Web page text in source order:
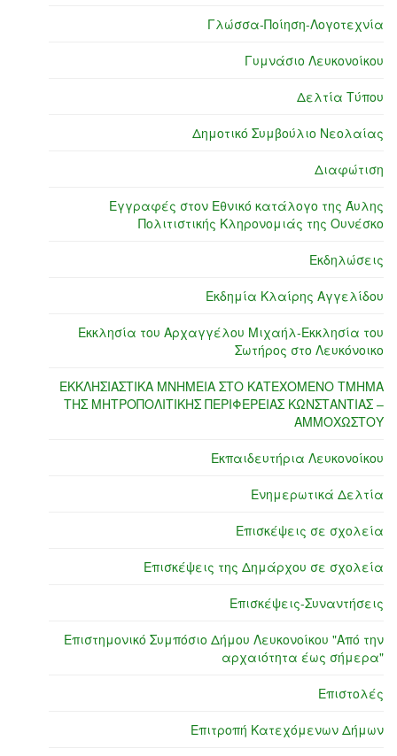
Γλώσσα-Ποίηση-Λογοτεχνία
Γυμνάσιο Λευκονοίκου
Δελτία Τύπου
Δημοτικό Συμβούλιο Νεολαίας
Διαφώτιση
Εγγραφές στον Εθνικό κατάλογο της Άυλης
Πολιτιστικής Κληρονομιάς της Ουνέσκο
Εκδηλώσεις
Εκδημία Κλαίρης Αγγελίδου
Εκκλησία του Αρχαγγέλου Μιχαήλ-Εκκλησία του
Σωτήρος στο Λευκόνοικο
ΕΚΚΛΗΣΙΑΣΤΙΚΑ ΜΝΗΜΕΙΑ ΣΤΟ ΚΑΤΕΧΟΜΕΝΟ ΤΜΗΜΑ
ΤΗΣ ΜΗΤΡΟΠΟΛΙΤΙΚΗΣ ΠΕΡΙΦΕΡΕΙΑΣ ΚΩΝΣΤΑΝΤΙΑΣ –
ΑΜΜΟΧΩΣΤΟΥ
Εκπαιδευτήρια Λευκονοίκου
Ενημερωτικά Δελτία
Επισκέψεις σε σχολεία
Επισκέψεις της Δημάρχου σε σχολεία
Επισκέψεις-Συναντήσεις
Επιστημονικό Συμπόσιο Δήμου Λευκονοίκου "Από την
αρχαιότητα έως σήμερα"
Επιστολές
Επιτροπή Κατεχόμενων Δήμων